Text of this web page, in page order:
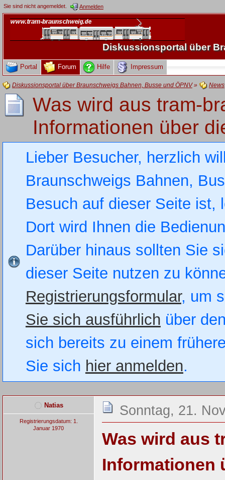
Sie sind nicht angemeldet. Anmelden
Diskussionsportal über
Portal Forum Hilfe Impressum
Diskussionsportal über Braunschweigs Bahnen, Busse und ÖPNV» News
Was wird aus tram-
Informationen über
Lieber Besucher, herzlich
Braunschweigs Bahnen,
Besuch auf dieser Seite
Dort wird Ihnen die
Darüber hinaus sollten Sie
dieser Seite nutzen zu
Registrierungsformular, um
Sie sich ausführlich über
sich bereits zu einem
Sie sich hier anmelden.
Natias
Registrierungsdatum: 1.
Januar 1970
Sonntag, 21.
Was wird aus
Informationen